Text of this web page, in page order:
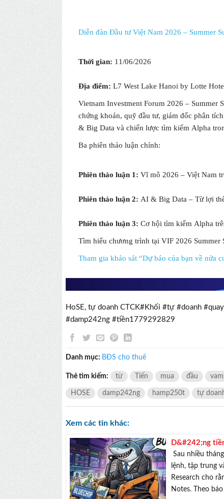
Diễn đàn Đầu tư Việt Nam 2026 – Summer
Thời gian: 11/06/2026
Địa điểm: L7 West Lake Hanoi by Lotte
Vietnam Investment Forum 2026 – Summer
chứng khoán, quỹ đầu tư, giám đốc phân
& Big Data và chiến lược tìm kiếm Alpha
Ba phiên thảo luận chính:
Phiên thảo luận 1: Vĩ mô 2026 – Việt Nam
Phiên thảo luận 2: AI & Big Data – Từ lợi
Phiên thảo luận 3: Cơ hội tìm kiếm Alpha
Tìm hiểu chương trình tại VIF 2026
Tham gia khảo sát “Dự báo của bạn về nửa
HoSE, tự doanh CTCK#Khối #tự #doanh
#damp242ng #tiền1779292829
Danh mục: BĐS cho thuê
Thẻ tìm kiếm: từ Tiến mua đầu
HOSE damp242ng hamp250t tự
Xem các tin khác:
D&#242;ng
Sau nhiều
lệnh, tập trung
Research cho
Notes. Theo báo